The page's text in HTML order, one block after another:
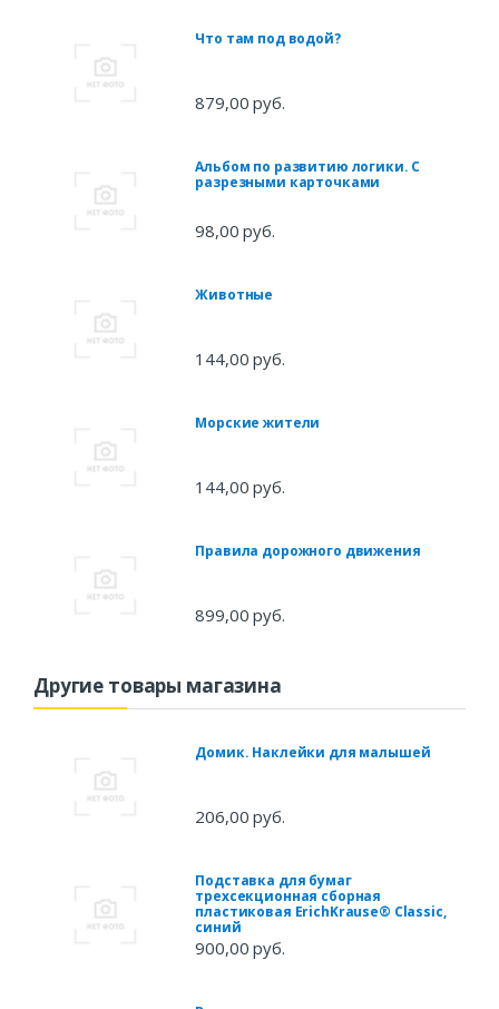
Что там под водой?
879,00 руб.
Альбом по развитию логики. С
разрезными карточками
98,00 руб.
Животные
144,00 руб.
Морские жители
144,00 руб.
Правила дорожного движения
899,00 руб.
Другие товары магазина
Домик. Наклейки для малышей
206,00 руб.
Подставка для бумаг
трехсекционная сборная
пластиковая ErichKrause® Classic,
синий
900,00 руб.